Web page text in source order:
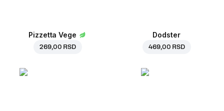
Pizzetta Vege
269,00 RSD
Dodster
469,00 RSD